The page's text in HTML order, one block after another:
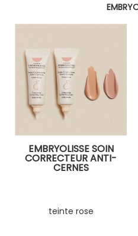
EMBRYOLISSE SOIN
CORRECTEUR ANTI-
CERNES
teinte rose